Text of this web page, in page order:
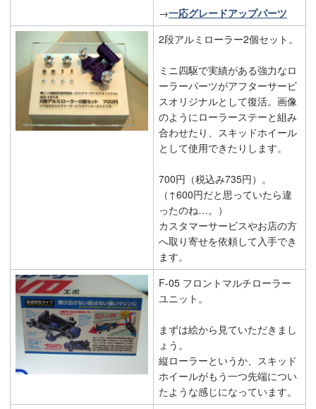
→一応グレードアップパーツ
2段アルミローラー2個セット。
ミニ四駆で実績がある強力なロ
ーラーパーツがアフターサービ
スオリジナルとして復活。画像
のようにローラーステーと組み
合わせたり、スキッドホイール
として使用できたりします。
700円（税込み735円）。
（↑600円だと思っていたら違
ったのね…。）
カスタマーサービスやお店の方
へ取り寄せを依頼して入手でき
ます。
F-05 フロントマルチローラー
ユニット。
まずは絵から見ていただきまし
ょう。
縦ローラーというか、スキッド
ホイールがもう一つ先端につい
たような感じになっています。